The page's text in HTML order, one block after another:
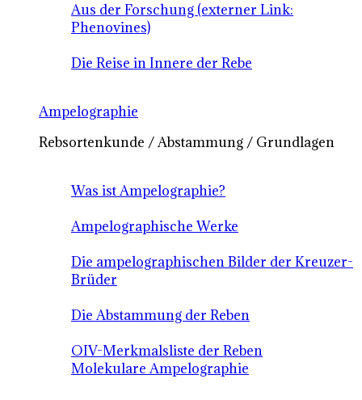
Aus der Forschung (externer Link:
Phenovines)
Die Reise in Innere der Rebe
Ampelographie
Rebsortenkunde / Abstammung / Grundlagen
Was ist Ampelographie?
Ampelographische Werke
Die ampelographischen Bilder der Kreuzer-
Brüder
Die Abstammung der Reben
OIV-Merkmalsliste der Reben
Molekulare Ampelographie